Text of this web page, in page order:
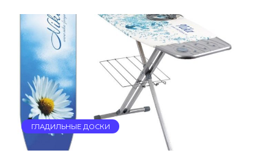
ГЛАДИЛЬНЫЕ ДОСКИ